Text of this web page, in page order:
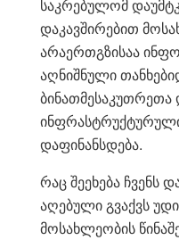
საკრებულომ
დაკავშირებით
არაერთგზისაა
აღნიშნული
დაფინანსდება.
რაც შეეხება ჩვენს
აღებული გვაქვს
მოსახლეობის